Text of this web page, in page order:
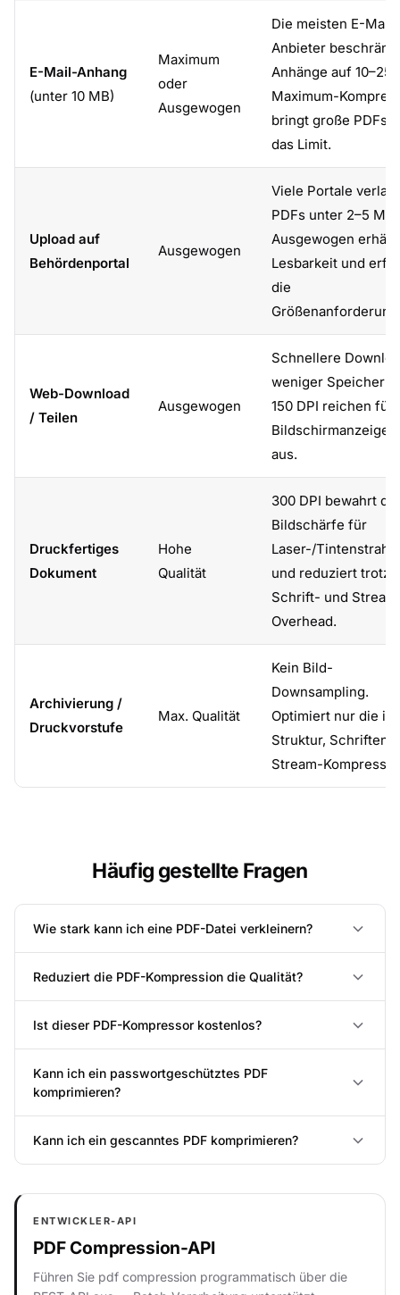
E-Mail-Anhang
(unter 10 MB)
Maximum
oder
Ausgewogen
Die meisten E-Mail-
Anbieter
Anhänge auf 10–25
Maximum-
bringt große PDFs
das Limit.
Upload auf
Behördenportal
Ausgewogen
Viele Portale
PDFs unter 2–5 MB.
Ausgewogen erhält
Lesbarkeit und
die
Web-Download
/ Teilen
Ausgewogen
Schnellere
weniger
150 DPI reichen für
Bildschirmanzeige
aus.
Druckfertiges
Dokument
Hohe
Qualität
300 DPI bewahrt die
Bildschärfe für
Laser-/
und reduziert
Schrift- und
Overhead.
Archivierung /
Druckvorstufe
Max. Qualität
Kein Bild-
Downsampling.
Optimiert nur die
Struktur, Schriften
Stream-
Häufig gestellte Fragen
Wie stark kann ich eine PDF-Datei verkleinern?
Reduziert die PDF-Kompression die Qualität?
Ist dieser PDF-Kompressor kostenlos?
Kann ich ein passwortgeschütztes PDF
komprimieren?
Kann ich ein gescanntes PDF komprimieren?
ENTWICKLER-API
PDF Compression-API
Führen Sie pdf compression programmatisch über die